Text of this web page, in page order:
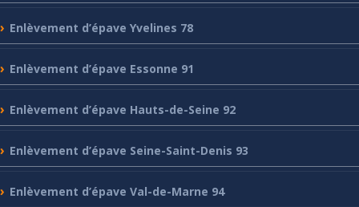
Enlèvement d’épave Yvelines 78
Enlèvement d’épave Essonne 91
Enlèvement d’épave Hauts-de-Seine 92
Enlèvement d’épave Seine-Saint-Denis 93
Enlèvement d’épave Val-de-Marne 94